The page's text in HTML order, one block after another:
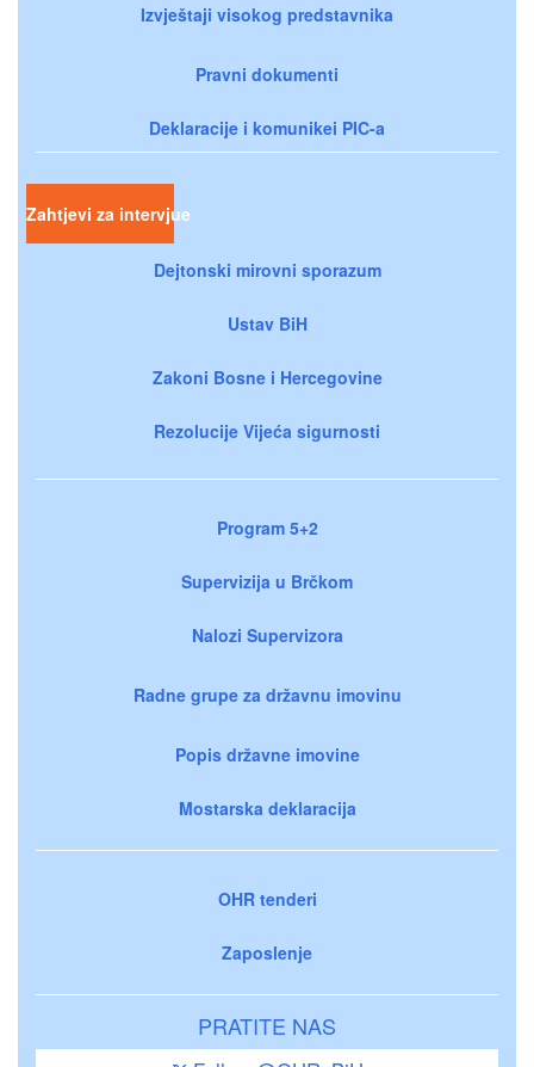
Izvještaji visokog predstavnika
Pravni dokumenti
Deklaracije i komunikei PIC-a
Zahtjevi za intervjue
Dejtonski mirovni sporazum
Ustav BiH
Zakoni Bosne i Hercegovine
Rezolucije Vijeća sigurnosti
Program 5+2
Supervizija u Brčkom
Nalozi Supervizora
Radne grupe za državnu imovinu
Popis državne imovine
Mostarska deklaracija
OHR tenderi
Zaposlenje
PRATITE NAS